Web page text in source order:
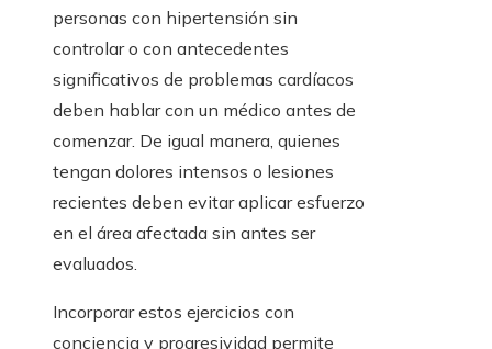
personas con hipertensión sin
controlar o con antecedentes
significativos de problemas cardíacos
deben hablar con un médico antes de
comenzar. De igual manera, quienes
tengan dolores intensos o lesiones
recientes deben evitar aplicar esfuerzo
en el área afectada sin antes ser
evaluados.
Incorporar estos ejercicios con
conciencia y progresividad permite